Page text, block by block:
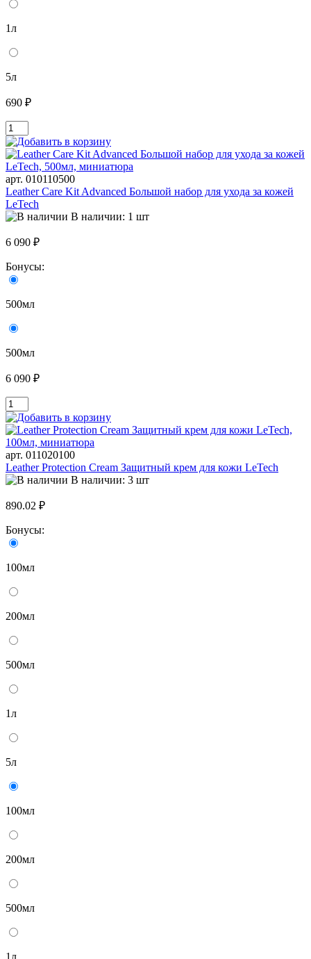
1л
5л
690 ₽
арт. 010110500
Leather Care Kit Advanced Большой набор для ухода за кожей
LeTech
В наличии: 1 шт
6 090 ₽
Бонусы:
500мл
500мл
6 090 ₽
арт. 011020100
Leather Protection Cream Защитный крем для кожи LeTech
В наличии: 3 шт
890.02 ₽
Бонусы:
100мл
200мл
500мл
1л
5л
100мл
200мл
500мл
1л